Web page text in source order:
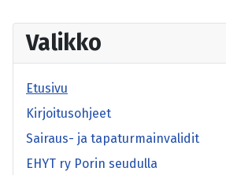
Valikko
Etusivu
Kirjoitusohjeet
Sairaus- ja tapaturmainvalidit
EHYT ry Porin seudulla